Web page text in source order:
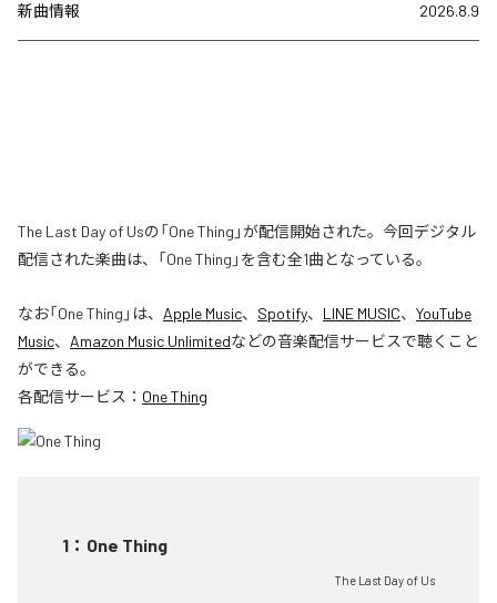
新曲情報 2026.8.9
The Last Day of Usの「One Thing」が配信開始された。今回デジタル
配信された楽曲は、「One Thing」を含む全1曲となっている。
なお「One Thing 」は、 Apple Music、 Spotify、 LINE MUSIC、 YouTube
Music、 Amazon Music Unlimitedなどの音楽配信サービスで聴くこと
ができる。
各配信サービス： One Thing
1 ： One Thing
The Last Day of Us